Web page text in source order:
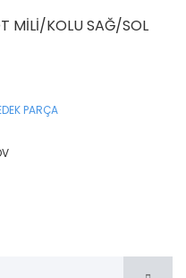
MİLİ/KOLU SAĞ/SOL
PARÇA